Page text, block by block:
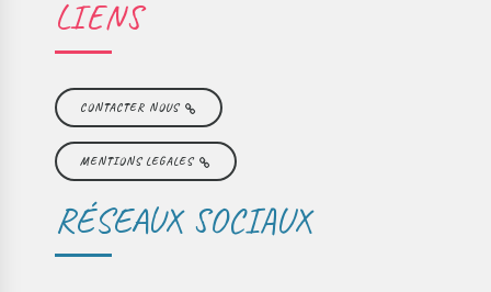
LIENS
CONTACTER NOUS
MENTIONS LEGALES
RÉSEAUX SOCIAUX